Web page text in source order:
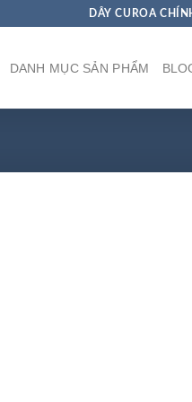
DÂY CUROA
DANH MỤC SẢN PHẨM